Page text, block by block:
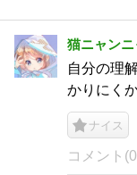
猫ニャン
自分の理
かりにく
ナイス
コメント